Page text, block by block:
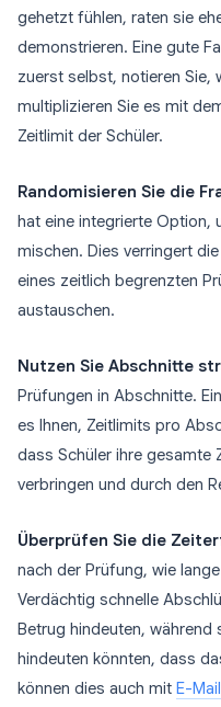
gehetzt fühlen, raten sie
demonstrieren. Eine gute
zuerst selbst, notieren Sie,
multiplizieren Sie es mit
Zeitlimit der Schüler.
Randomisieren Sie die
hat eine integrierte Option,
mischen. Dies verringert
eines zeitlich begrenzten
austauschen.
Nutzen Sie Abschnitte
Prüfungen in Abschnitte.
es Ihnen, Zeitlimits pro
dass Schüler ihre gesamte
verbringen und durch den
Überprüfen Sie die
nach der Prüfung, wie
Verdächtig schnelle
Betrug hindeuten,
hindeuten könnten, dass
können dies auch mit E-